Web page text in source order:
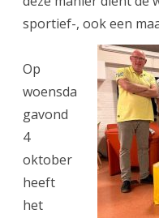
sportief-, ook een
Op
woensda
gavond
4
oktober
heeft
het